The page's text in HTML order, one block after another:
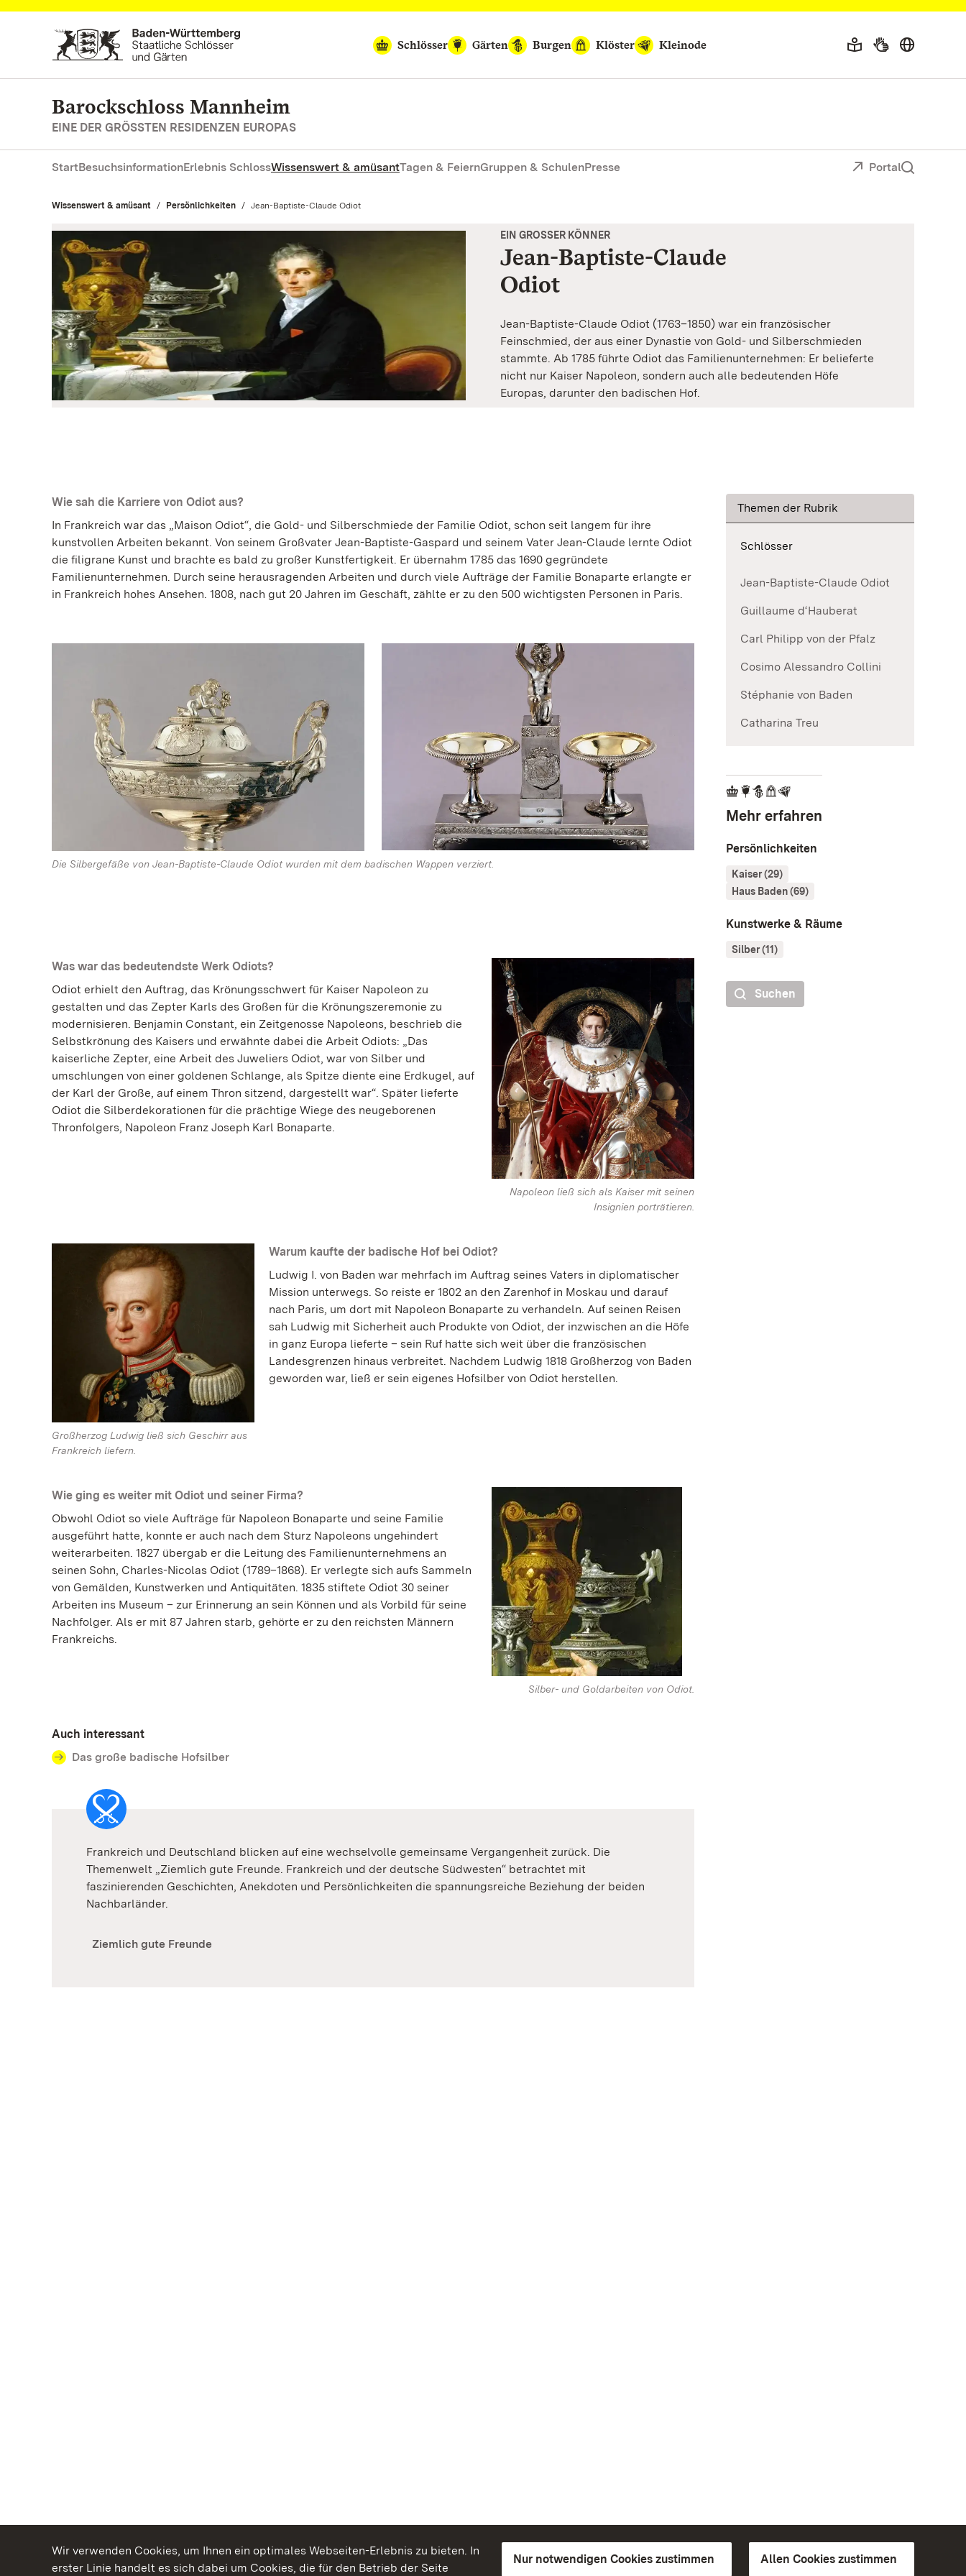
Wir verwenden Cookies, um Ihnen ein optimales Webseiten-Erlebnis zu bieten. In
erster Linie handelt es sich dabei um Cookies, die für den Betrieb der Seite
Nur notwendigen Cookies zustimmen Allen Cookies zustimmen
Zum Hauptinhalt springen
Schlösser
Gärten Burgen Klöster Kleinode
Barockschloss Mannheim
EINE DER GRÖSSTEN RESIDENZEN EUROPAS
StartBesuchsinformationErlebnis SchlossWissenswert & amüsantTagen & FeiernGruppen & SchulenPresse Portal
Wissenswert & amüsant Persönlichkeiten Aktuell:
Jean-Baptiste-Claude Odiot
EIN GROSSER KÖNNER
Jean-Baptiste-Claude
Odiot
Jean-Baptiste-Claude Odiot (1763–1850) war ein französischer
Feinschmied, der aus einer Dynastie von Gold- und Silberschmieden
stammte. Ab 1785 führte Odiot das Familienunternehmen: Er belieferte
nicht nur Kaiser Napoleon, sondern auch alle bedeutenden Höfe
Europas, darunter den badischen Hof.
Wie sah die Karriere von Odiot aus?
In Frankreich war das „Maison Odiot“, die Gold- und Silberschmiede der Familie Odiot, schon seit langem für ihre
kunstvollen Arbeiten bekannt. Von seinem Großvater Jean-Baptiste-Gaspard und seinem Vater Jean-Claude lernte Odiot
die filigrane Kunst und brachte es bald zu großer Kunstfertigkeit. Er übernahm 1785 das 1690 gegründete
Familienunternehmen. Durch seine herausragenden Arbeiten und durch viele Aufträge der Familie Bonaparte erlangte er
in Frankreich hohes Ansehen. 1808, nach gut 20 Jahren im Geschäft, zählte er zu den 500 wichtigsten Personen in Paris.
Die Silbergefäße von Jean-Baptiste-Claude Odiot wurden mit dem badischen Wappen verziert.
Napoleon ließ sich als Kaiser mit seinen
Insignien porträtieren.
Was war das bedeutendste Werk Odiots?
Odiot erhielt den Auftrag, das Krönungsschwert für Kaiser Napoleon zu
gestalten und das Zepter Karls des Großen für die Krönungszeremonie zu
modernisieren. Benjamin Constant, ein Zeitgenosse Napoleons, beschrieb die
Selbstkrönung des Kaisers und erwähnte dabei die Arbeit Odiots: „Das
kaiserliche Zepter, eine Arbeit des Juweliers Odiot, war von Silber und
umschlungen von einer goldenen Schlange, als Spitze diente eine Erdkugel, auf
der Karl der Große, auf einem Thron sitzend, dargestellt war“. Später lieferte
Odiot die Silberdekorationen für die prächtige Wiege des neugeborenen
Thronfolgers, Napoleon Franz Joseph Karl Bonaparte.
Großherzog Ludwig ließ sich Geschirr aus
Frankreich liefern.
Warum kaufte der badische Hof bei Odiot?
Ludwig I. von Baden war mehrfach im Auftrag seines Vaters in diplomatischer
Mission unterwegs. So reiste er 1802 an den Zarenhof in Moskau und darauf
nach Paris, um dort mit Napoleon Bonaparte zu verhandeln. Auf seinen Reisen
sah Ludwig mit Sicherheit auch Produkte von Odiot, der inzwischen an die Höfe
in ganz Europa lieferte – sein Ruf hatte sich weit über die französischen
Landesgrenzen hinaus verbreitet. Nachdem Ludwig 1818 Großherzog von Baden
geworden war, ließ er sein eigenes Hofsilber von Odiot herstellen.
Silber- und Goldarbeiten von Odiot.
Wie ging es weiter mit Odiot und seiner Firma?
Obwohl Odiot so viele Aufträge für Napoleon Bonaparte und seine Familie
ausgeführt hatte, konnte er auch nach dem Sturz Napoleons ungehindert
weiterarbeiten. 1827 übergab er die Leitung des Familienunternehmens an
seinen Sohn, Charles-Nicolas Odiot (1789–1868). Er verlegte sich aufs Sammeln
von Gemälden, Kunstwerken und Antiquitäten. 1835 stiftete Odiot 30 seiner
Arbeiten ins Museum – zur Erinnerung an sein Können und als Vorbild für seine
Nachfolger. Als er mit 87 Jahren starb, gehörte er zu den reichsten Männern
Frankreichs.
Auch interessant
Das große badische Hofsilber
Frankreich und Deutschland blicken auf eine wechselvolle gemeinsame Vergangenheit zurück. Die
Themenwelt „Ziemlich gute Freunde. Frankreich und der deutsche Südwesten“ betrachtet mit
faszinierenden Geschichten, Anekdoten und Persönlichkeiten die spannungsreiche Beziehung der beiden
Nachbarländer.
Ziemlich gute Freunde
Themen der Rubrik
Schlösser
Jean-Baptiste-Claude Odiot
Guillaume d‘Hauberat
Carl Philipp von der Pfalz
Cosimo Alessandro Collini
Stéphanie von Baden
Catharina Treu
Mehr erfahren
Persönlichkeiten
Kaiser (29)
Haus Baden (69)
Kunstwerke & Räume
Silber (11)
Suchen